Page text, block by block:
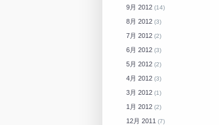
9月 2012 (14)
8月 2012 (3)
7月 2012 (2)
6月 2012 (3)
5月 2012 (2)
4月 2012 (3)
3月 2012 (1)
1月 2012 (2)
12月 2011 (7)